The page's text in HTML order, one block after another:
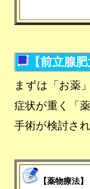
【前立腺
まずは「お薬
症状が重く「
手術が検討さ
【薬物療法】